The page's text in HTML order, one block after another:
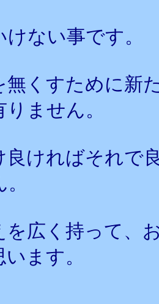
ない事です。
無くすために新
ません。
良ければそれで
を広く持って、
ます。